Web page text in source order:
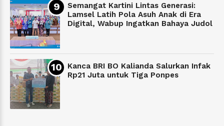
Semangat Kartini Lintas Generasi:
Lamsel Latih Pola Asuh Anak di Era
Digital, Wabup Ingatkan Bahaya Judol
Kanca BRI BO Kalianda Salurkan Infak
Rp21 Juta untuk Tiga Ponpes